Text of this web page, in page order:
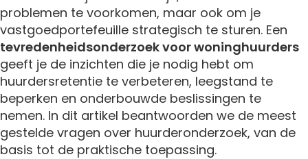
problemen te voorkomen, maar ook om je
vastgoedportefeuille strategisch te sturen. Een
tevredenheidsonderzoek voor woninghuurders
geeft je de inzichten die je nodig hebt om
huurdersretentie te verbeteren, leegstand te
beperken en onderbouwde beslissingen te
nemen. In dit artikel beantwoorden we de meest
gestelde vragen over huurderonderzoek, van de
basis tot de praktische toepassing.